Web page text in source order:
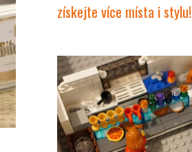
získejte více místa i stylu!